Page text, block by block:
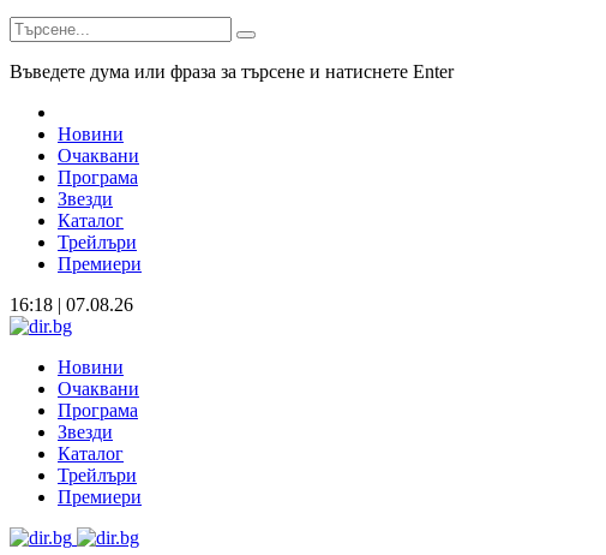
Въведете дума или фраза за търсене и натиснете Enter
Новини
Очаквани
Програма
Звезди
Каталог
Трейлъри
Премиери
16:18 | 07.08.26
Новини
Очаквани
Програма
Звезди
Каталог
Трейлъри
Премиери